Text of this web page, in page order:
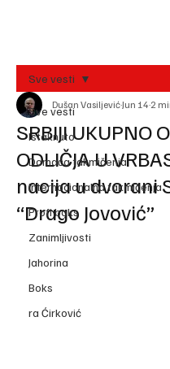
Sve vesti
Istaknuto
Domaća takmičenja
Internacionalna takmičenja
Profi boks
Zanimljivosti
Jahorina
Boks
ra Ćirković
Sve vesti
SRBIJI UKUPNO
ODLIČJA U
nacija u dvorani
“Drago Jovović”
Dušan VasiljevićJun 14 2